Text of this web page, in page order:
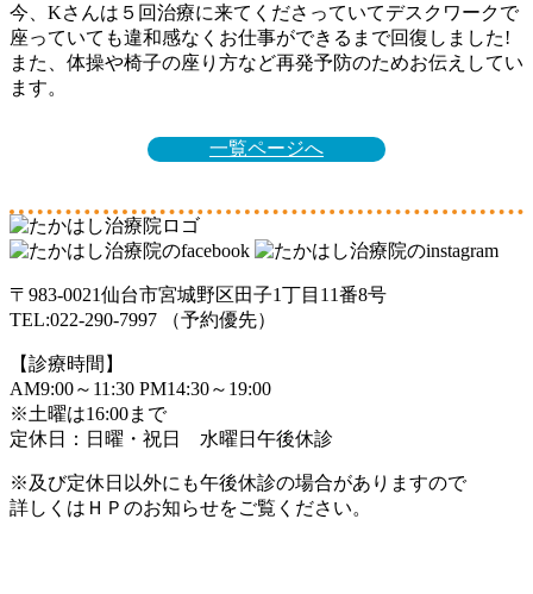
今、Kさんは５回治療に来てくださっていてデスクワークで
座っていても違和感なくお仕事ができるまで回復しました!
また、体操や椅子の座り方など再発予防のためお伝えしてい
ます。
一覧ページへ
〒983-0021仙台市宮城野区田子1丁目11番8号
TEL:022-290-7997 （予約優先）
【診療時間】
AM9:00～11:30 PM14:30～19:00
※土曜は16:00まで
定休日：日曜・祝日 水曜日午後休診
※及び定休日以外にも午後休診の場合がありますので
詳しくはＨＰのお知らせをご覧ください。